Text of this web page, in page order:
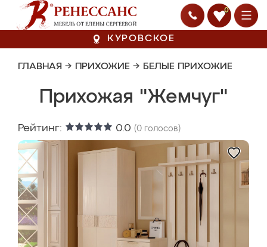
0
КУРОВСКОЕ
ГЛАВНАЯ → ПРИХОЖИЕ → БЕЛЫЕ ПРИХОЖИЕ
Прихожая "Жемчуг"
Рейтинг: 0.0 (0 голосов)